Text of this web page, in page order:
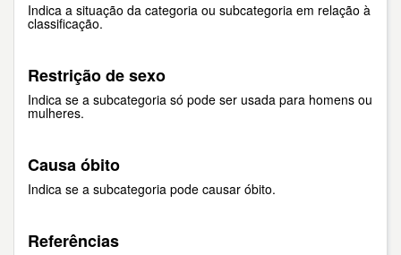
Indica a situação da categoria ou subcategoria em relação à
classificação.
Restrição de sexo
Indica se a subcategoria só pode ser usada para homens ou
mulheres.
Causa óbito
Indica se a subcategoria pode causar óbito.
Referências